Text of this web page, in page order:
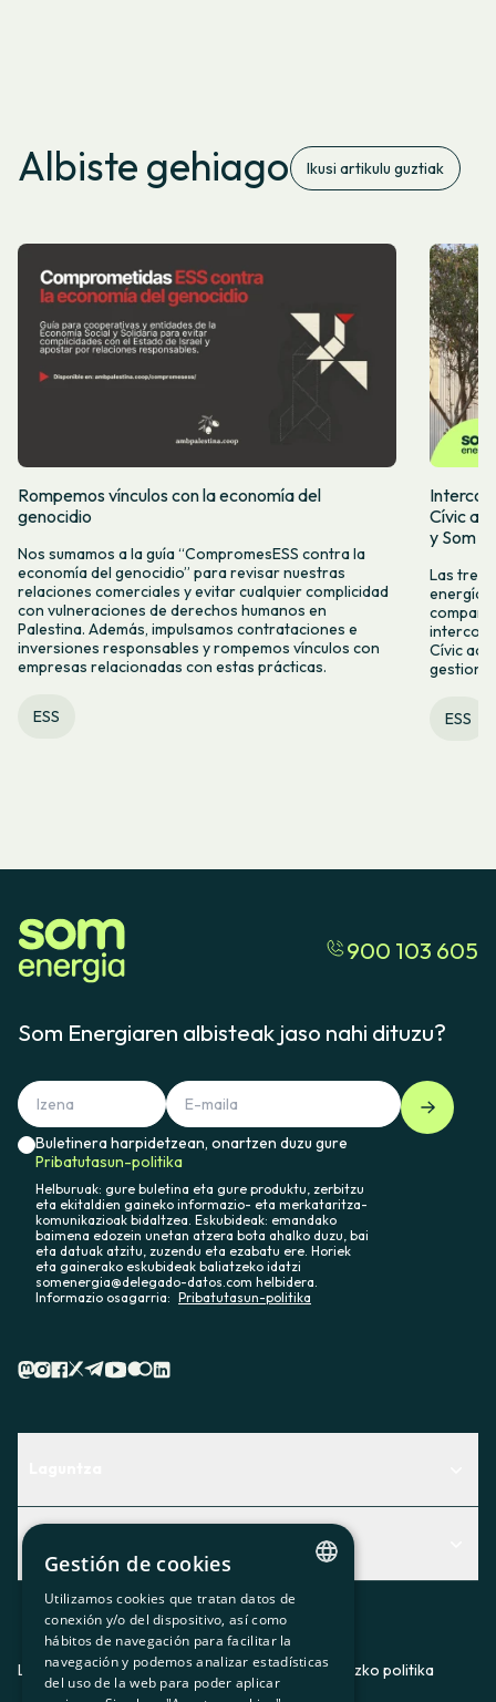
Albiste gehiago Ikusi artikulu guztiak
Rompemos vínculos con la economía del
genocidio
Nos sumamos a la guía “CompromesESS contra la
economía del genocidio” para revisar nuestras
relaciones comerciales y evitar cualquier complicidad
con vulneraciones de derechos humanos en
Palestina. Además, impulsamos contrataciones e
inversiones responsables y rompemos vínculos con
empresas relacionadas con estas prácticas.
ESS
Cívic
y Som
Las tres
energía,
Cívic
ESS
900 103 605
Som Energiaren albisteak jaso nahi dituzu?
Buletinera harpidetzean, onartzen duzu gure
Pribatutasun-politika
Helburuak: gure buletina eta gure produktu, zerbitzu
eta ekitaldien gaineko informazio- eta merkataritza-
komunikazioak bidaltzea. Eskubideak: emandako
baimena edozein unetan atzera bota ahalko duzu, bai
eta datuak atzitu, zuzendu eta ezabatu ere. Horiek
eta gainerako eskubideak baliatzeko idatzi
somenergia@delegado-datos.com helbidera.
Informazio osagarria: Pribatutasun-politika
Aurkitu zerbitzurik egokiena zuretzat
Contacto
Albisteak
Bazkideen txokoa
Prentsa
Lege-oharraPribatutasun-politikaCookieei buruzko politika
CATALAN
SPANISH
GL
Gestión de cookies
Utilizamos cookies que tratan datos de
conexión y/o del dispositivo, así como
hábitos de navegación para facilitar la
navegación y podemos analizar estadísticas
del uso de la web para poder aplicar